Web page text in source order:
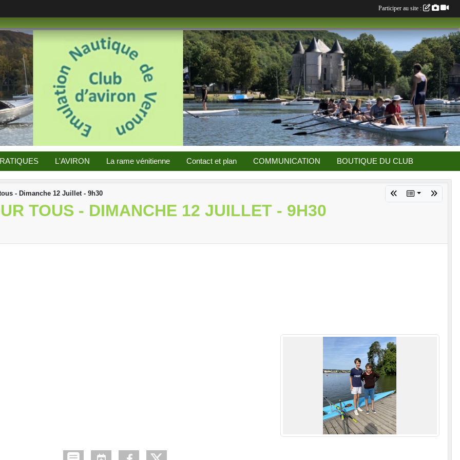
L'AVIRON La rame vénitienne Contact et plan COMMUNICATION BOUTIQUE DU CLUB
- Dimanche 12 Juillet - 9h30
TOUS - DIMANCHE 12 JUILLET - 9H30
Participer au site :